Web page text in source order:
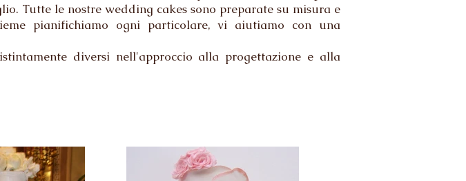
Tutte le nostre wedding cakes sono preparate su misura e
pianifichiamo ogni particolare, vi aiutiamo con una
diversi nell'approccio alla progettazione e alla